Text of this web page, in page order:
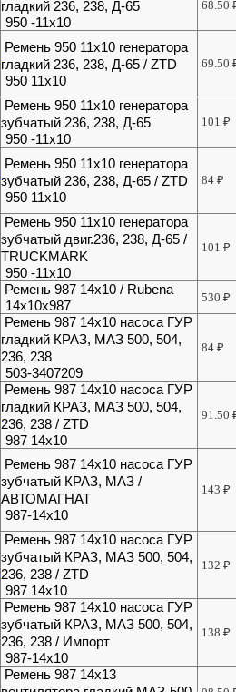
гладкий 236, 238, Д-65
950 -11х10
68.50
Ремень 950 11х10 генератора
гладкий 236, 238, Д-65 / ZTD
950 11х10
69.50
Ремень 950 11х10 генератора
зубчатый 236, 238, Д-65
950 -11х10
101₽
Ремень 950 11х10 генератора
зубчатый 236, 238, Д-65 / ZTD
950 11х10
84₽
Ремень 950 11х10 генератора
зубчатый двиг.236, 238, Д-65 /
TRUCKMARK
950 -11х10
101₽
Ремень 987 14х10 / Rubena
14х10х987
530₽
Ремень 987 14х10 насоса ГУР
гладкий КРАЗ, МАЗ 500, 504,
236, 238
503-3407209
84₽
Ремень 987 14х10 насоса ГУР
гладкий КРАЗ, МАЗ 500, 504,
236, 238 / ZTD
987 14х10
91.50
Ремень 987 14х10 насоса ГУР
зубчатый КРАЗ, МАЗ /
АВТОМАГНАТ
987-14х10
143₽
Ремень 987 14х10 насоса ГУР
зубчатый КРАЗ, МАЗ 500, 504,
236, 238 / ZTD
987 14х10
132₽
Ремень 987 14х10 насоса ГУР
зубчатый КРАЗ, МАЗ 500, 504,
236, 238 / Импорт
987-14х10
138₽
Ремень 987 14х13